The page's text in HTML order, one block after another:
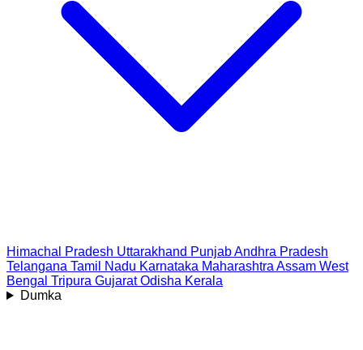
Himachal Pradesh Uttarakhand PunjabAndhra Pradesh
Telangana Tamil Nadu Karnataka Maharashtra Assam West
Bengal Tripura Gujarat Odisha Kerala
Dumka